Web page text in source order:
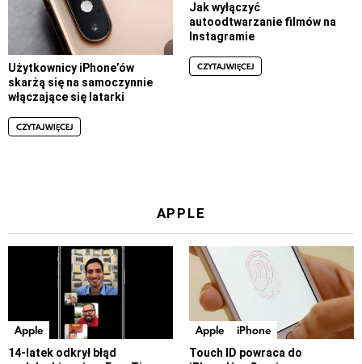
Użytkownicy iPhone’ów
skarżą się na samoczynnie
włączające się latarki
CZYTAJ WIĘCEJ
Jak wyłączyć
autoodtwarzanie filmów na
Instagramie
CZYTAJ WIĘCEJ
APPLE
Apple
14-latek odkrył błąd
Apple iPhone
Touch ID powraca do